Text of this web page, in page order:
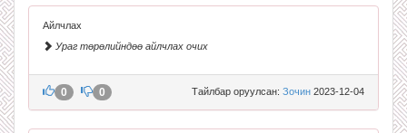
Айлчлах
Ураг төрөлийндөө айлчлах очих
Тайлбар оруулсан: Зочин 2023-12-04
0 0